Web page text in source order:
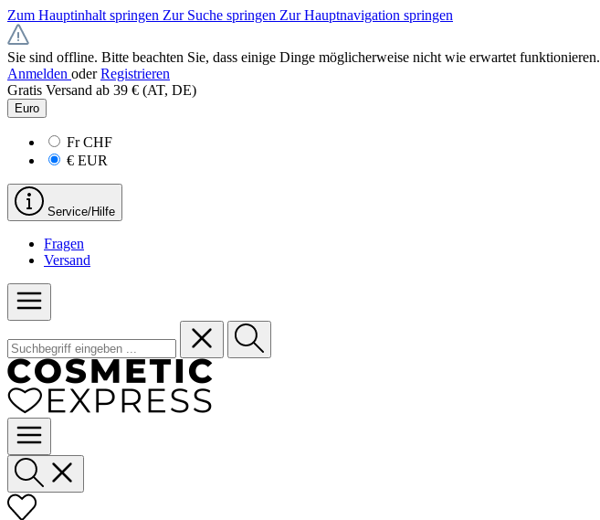
Zum Hauptinhalt springen Zur Suche springen Zur Hauptnavigation springen
Sie sind offline. Bitte beachten Sie, dass einige Dinge möglicherweise nicht wie erwartet funktionieren.
Anmelden oder Registrieren
Gratis Versand ab 39 € (AT, DE)
Euro
FrCHF
€ EUR
Service/Hilfe
Fragen
Versand